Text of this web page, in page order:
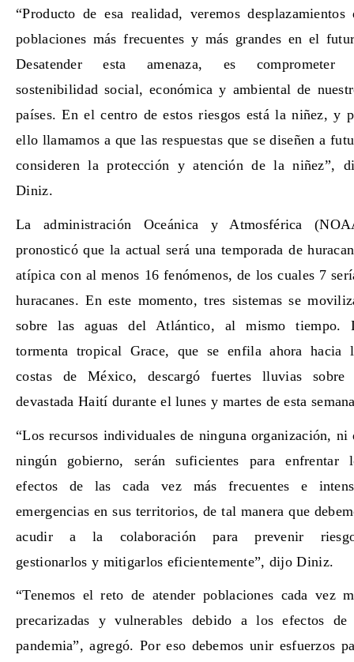
“Producto de esa realidad, veremos desplazamientos
poblaciones más frecuentes y más grandes en el
Desatender esta amenaza, es comprometer
sostenibilidad social, económica y ambiental de
países. En el centro de estos riesgos está la niñez, y
ello llamamos a que las respuestas que se diseñen a
consideren la protección y atención de la niñez”,
Diniz.
La administración Oceánica y Atmosférica
pronosticó que la actual será una temporada de
atípica con al menos 16 fenómenos, de los cuales 7
huracanes. En este momento, tres sistemas se
sobre las aguas del Atlántico, al mismo tiempo.
tormenta tropical Grace, que se enfila ahora hacia
costas de México, descargó fuertes lluvias sobre
devastada Haití durante el lunes y martes de esta
“Los recursos individuales de ninguna organización, ni
ningún gobierno, serán suficientes para enfrentar
efectos de las cada vez más frecuentes e
emergencias en sus territorios, de tal manera que
acudir a la colaboración para prevenir
gestionarlos y mitigarlos eficientemente”, dijo Diniz.
“Tenemos el reto de atender poblaciones cada vez
precarizadas y vulnerables debido a los efectos de
pandemia”, agregó. Por eso debemos unir esfuerzos